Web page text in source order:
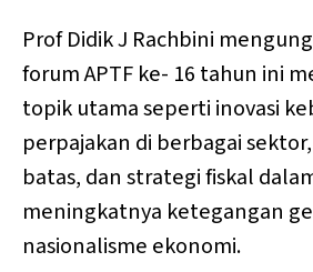
Prof Didik J Rachbini
forum APTF ke- 16 tahun ini
topik utama seperti inovasi
perpajakan di berbagai
batas, dan strategi fiskal
meningkatnya ketegangan
nasionalisme ekonomi.